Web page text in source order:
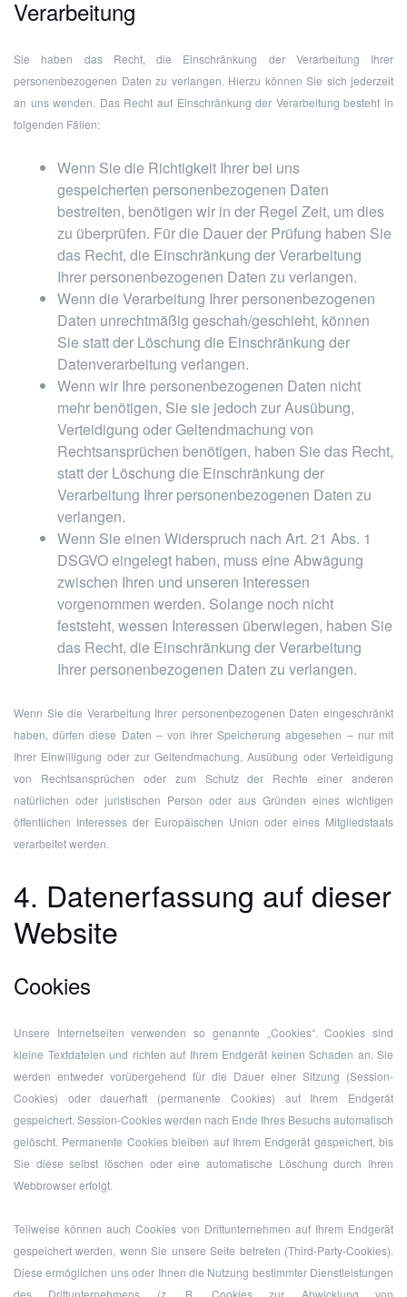
Verarbeitung
Sie haben das Recht, die Einschränkung der Verarbeitung Ihrer
personenbezogenen Daten zu verlangen. Hierzu können Sie sich jederzeit
an uns wenden. Das Recht auf Einschränkung der Verarbeitung besteht in
folgenden Fällen:
Wenn Sie die Richtigkeit Ihrer bei uns
gespeicherten personenbezogenen Daten
bestreiten, benötigen wir in der Regel Zeit, um dies
zu überprüfen. Für die Dauer der Prüfung haben Sie
das Recht, die Einschränkung der Verarbeitung
Ihrer personenbezogenen Daten zu verlangen.
Wenn die Verarbeitung Ihrer personenbezogenen
Daten unrechtmäßig geschah/geschieht, können
Sie statt der Löschung die Einschränkung der
Datenverarbeitung verlangen.
Wenn wir Ihre personenbezogenen Daten nicht
mehr benötigen, Sie sie jedoch zur Ausübung,
Verteidigung oder Geltendmachung von
Rechtsansprüchen benötigen, haben Sie das Recht,
statt der Löschung die Einschränkung der
Verarbeitung Ihrer personenbezogenen Daten zu
verlangen.
Wenn Sie einen Widerspruch nach Art. 21 Abs. 1
DSGVO eingelegt haben, muss eine Abwägung
zwischen Ihren und unseren Interessen
vorgenommen werden. Solange noch nicht
feststeht, wessen Interessen überwiegen, haben Sie
das Recht, die Einschränkung der Verarbeitung
Ihrer personenbezogenen Daten zu verlangen.
Wenn Sie die Verarbeitung Ihrer personenbezogenen Daten eingeschränkt
haben, dürfen diese Daten – von ihrer Speicherung abgesehen – nur mit
Ihrer Einwilligung oder zur Geltendmachung, Ausübung oder Verteidigung
von Rechtsansprüchen oder zum Schutz der Rechte einer anderen
natürlichen oder juristischen Person oder aus Gründen eines wichtigen
öffentlichen Interesses der Europäischen Union oder eines Mitgliedstaats
verarbeitet werden.
4. Datenerfassung auf dieser
Website
Cookies
Unsere Internetseiten verwenden so genannte „Cookies“. Cookies sind
kleine Textdateien und richten auf Ihrem Endgerät keinen Schaden an. Sie
werden entweder vorübergehend für die Dauer einer Sitzung (Session-
Cookies) oder dauerhaft (permanente Cookies) auf Ihrem Endgerät
gespeichert. Session-Cookies werden nach Ende Ihres Besuchs automatisch
gelöscht. Permanente Cookies bleiben auf Ihrem Endgerät gespeichert, bis
Sie diese selbst löschen oder eine automatische Löschung durch Ihren
Webbrowser erfolgt.
Teilweise können auch Cookies von Drittunternehmen auf Ihrem Endgerät
gespeichert werden, wenn Sie unsere Seite betreten (Third-Party-Cookies).
Diese ermöglichen uns oder Ihnen die Nutzung bestimmter Dienstleistungen
des Drittunternehmens (z. B. Cookies zur Abwicklung von